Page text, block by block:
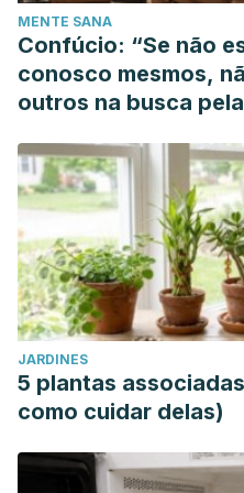
MENTE SANA
Confúcio: “Se não
conosco mesmos,
outros na busca
JARDINES
5 plantas
como cuidar delas)